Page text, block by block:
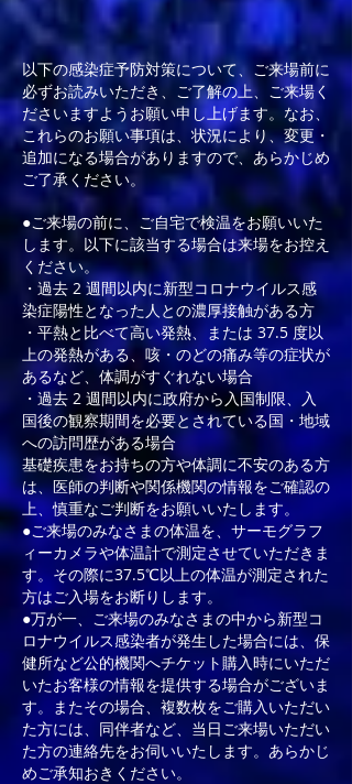
以下の感染症予防対策について、ご来場前に
必ずお読みいただき、ご了解の上、ご来場く
ださいますようお願い申し上げます。なお、
これらのお願い事項は、状況により、変更・
追加になる場合がありますので、あらかじめ
ご了承ください。
●ご来場の前に、ご自宅で検温をお願いいた
します。以下に該当する場合は来場をお控え
ください。
・過去 2 週間以内に新型コロナウイルス感
染症陽性となった人との濃厚接触がある方
・平熱と比べて高い発熱、または 37.5 度以
上の発熱がある、咳・のどの痛み等の症状が
あるなど、体調がすぐれない場合
・過去 2 週間以内に政府から入国制限、入
国後の観察期間を必要とされている国・地域
への訪問歴がある場合
基礎疾患をお持ちの方や体調に不安のある方
は、医師の判断や関係機関の情報をご確認の
上、慎重なご判断をお願いいたします。
●ご来場のみなさまの体温を、サーモグラフ
ィーカメラや体温計で測定させていただきま
す。その際に37.5℃以上の体温が測定された
方はご入場をお断りします。
●万が一、ご来場のみなさまの中から新型コ
ロナウイルス感染者が発生した場合には、保
健所など公的機関へチケット購入時にいただ
いたお客様の情報を提供する場合がございま
す。またその場合、複数枚をご購入いただい
た方には、同伴者など、当日ご来場いただい
た方の連絡先をお伺いいたします。あらかじ
めご承知おきください。